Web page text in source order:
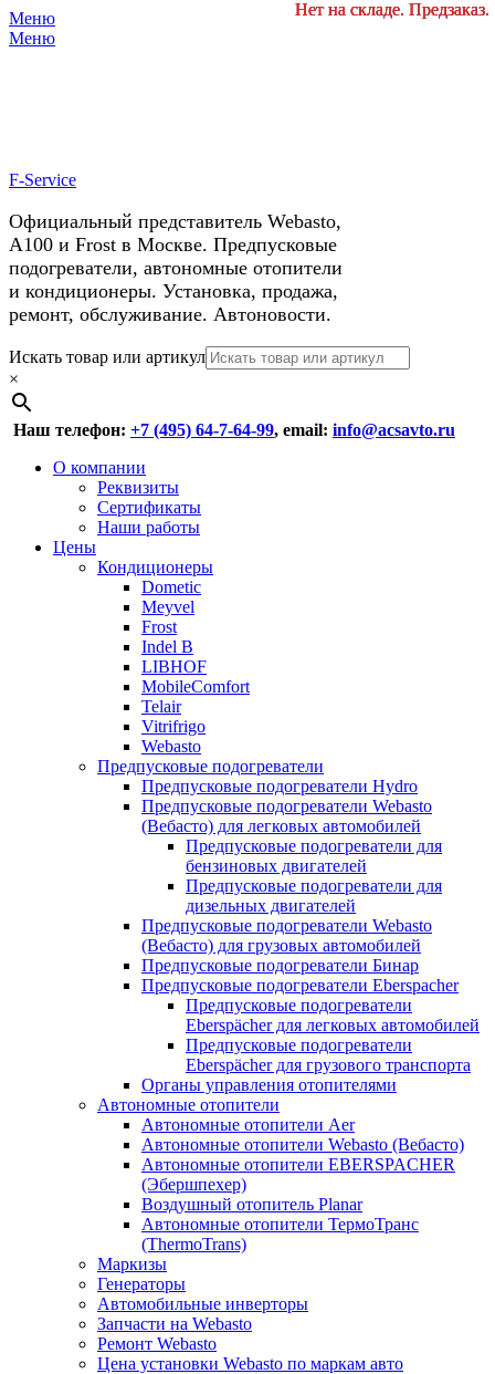
Меню
Меню
F-Service
Официальный представитель Webasto,
А100 и Frost в Москве. Предпусковые
подогреватели, автономные отопители
и кондиционеры. Установка, продажа,
ремонт, обслуживание. Автоновости.
Header
Right
Menu
Перейти
к
содержимому
Искать товар или артикул
×
Наш телефон: +7 (495) 64-7-64-99, email: info@acsavto.ru
Основное
Перейти
содержимому
О компании
Реквизиты
Сертификаты
Наши работы
Цены
Кондиционеры
Dometic
Meyvel
Frost
Indel B
LIBHOF
MobileComfort
Telair
Vitrifrigo
Webasto
Предпусковые подогреватели
Предпусковые подогреватели Hydro
Предпусковые подогреватели Webasto
(Вебасто) для легковых автомобилей
Предпусковые подогреватели для
бензиновых двигателей
Предпусковые подогреватели для
дизельных двигателей
Предпусковые подогреватели Webasto
(Вебасто) для грузовых автомобилей
Предпусковые подогреватели Бинар
Предпусковые подогреватели Eberspacher
Предпусковые подогреватели
Eberspächer для легковых автомобилей
Предпусковые подогреватели
Eberspächer для грузового транспорта
Органы управления отопителями
Автономные отопители
Автономные отопители Аer
Автономные отопители Webasto (Вебасто)
Автономные отопители EBERSPACHER
(Эбершпехер)
Воздушный отопитель Planar
Автономные отопители ТермоТранс
(ThermoTrans)
Маркизы
Генераторы
Автомобильные инверторы
Запчасти на Webasto
Ремонт Webasto
Цена установки Webasto по маркам авто
Нет на складе. Предзаказ.
Нет на складе. Предзаказ.
Нет на складе. Предзаказ.
Нет на складе. Предзаказ.
У нас космические скидки на